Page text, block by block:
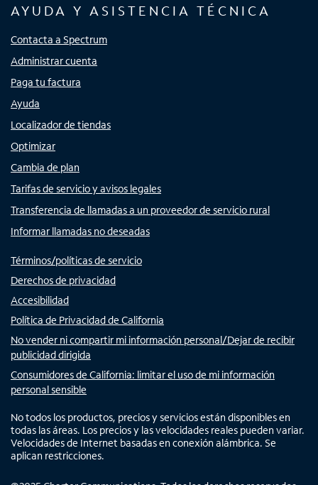
AYUDA Y ASISTENCIA TÉCNICA
Contacta a Spectrum
Administrar cuenta
Paga tu factura
Ayuda
Localizador de tiendas
Optimizar
Cambia de plan
Tarifas de servicio y avisos legales
Transferencia de llamadas a un proveedor de servicio rural
Informar llamadas no deseadas
Términos/políticas de servicio
Derechos de privacidad
Accesibilidad
Política de Privacidad de California
No vender ni compartir mi información personal/Dejar de recibir
publicidad dirigida
Consumidores de California: limitar el uso de mi información
personal sensible
No todos los productos, precios y servicios están disponibles en
todas las áreas. Los precios y las velocidades reales pueden variar.
Velocidades de Internet basadas en conexión alámbrica. Se
aplican restricciones.